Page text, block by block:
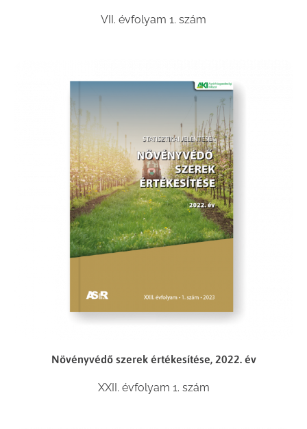
VII. évfolyam 1. szám
Növényvédő szerek értékesítése, 2022. év
XXII. évfolyam 1. szám